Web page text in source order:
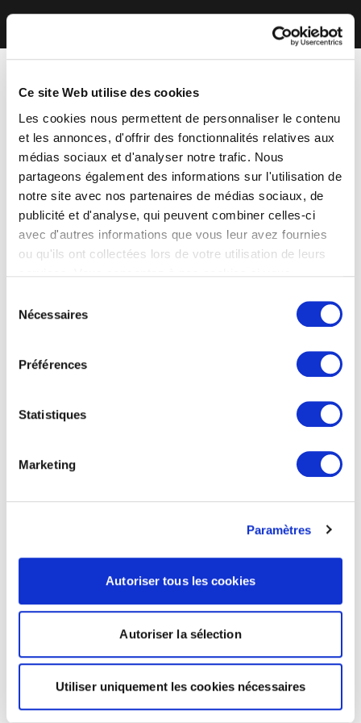
Ce site Web utilise des cookies
Les cookies nous permettent de personnaliser le contenu
et les annonces, d'offrir des fonctionnalités relatives aux
médias sociaux et d'analyser notre trafic. Nous
partageons également des informations sur l'utilisation de
notre site avec nos partenaires de médias sociaux, de
publicité et d'analyse, qui peuvent combiner celles-ci
avec d'autres informations que vous leur avez fournies
ou qu'ils ont collectées lors de votre utilisation de leurs
Nécessaires
Préférences
Statistiques
Marketing
Paramètres
Autoriser tous les cookies
Autoriser la sélection
Utiliser uniquement les cookies nécessaires